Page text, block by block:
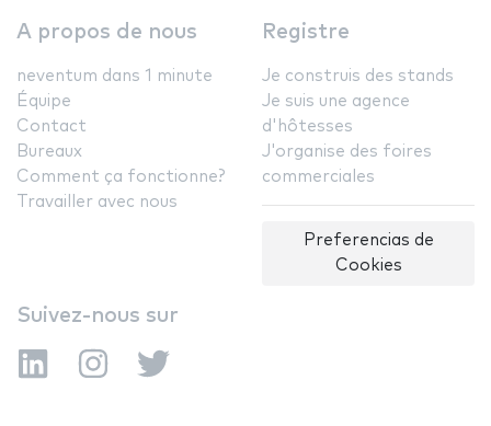
A propos de nous
neventum dans 1 minute
Équipe
Contact
Bureaux
Comment ça fonctionne?
Travailler avec nous
Registre
Je construis des stands
Je suis une agence
d'hôtesses
J'organise des foires
commerciales
Preferencias de
Cookies
Suivez-nous sur